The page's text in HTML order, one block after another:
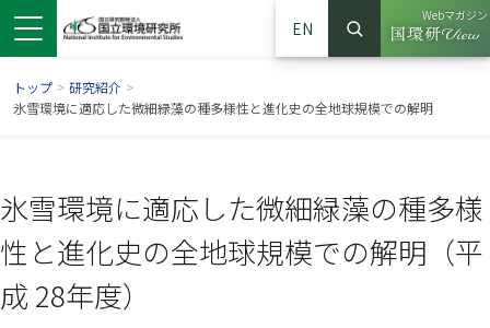
EN
サイト内検索
検索
Webマガジン
（別ウイ
トップ > 研究紹介 >
氷雪環境に適応した微細緑藻の種多様性と進化史の全地球規模での解明
氷雪環境に適応した微細緑藻の種多様
性と進化史の全地球規模での解明（平
成 28年度）